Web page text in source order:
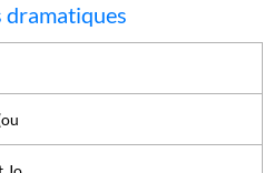
dramatiques